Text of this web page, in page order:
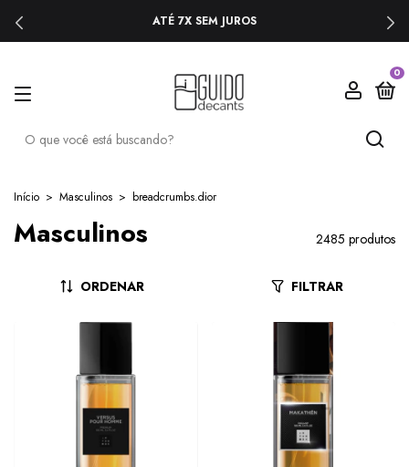
ATÉ 7X SEM JUROS
0
Início > Masculinos > breadcrumbs.dior
Masculinos 2485 produtos
ORDENAR FILTRAR